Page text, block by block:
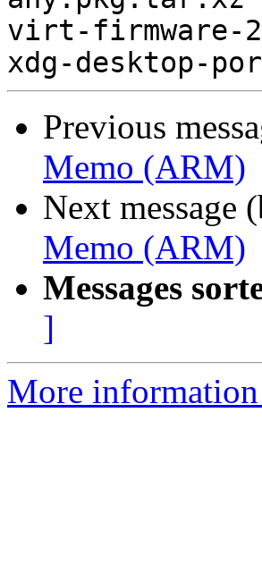
Previous
Memo (ARM)
Next message
Memo (ARM)
Messages
]
More